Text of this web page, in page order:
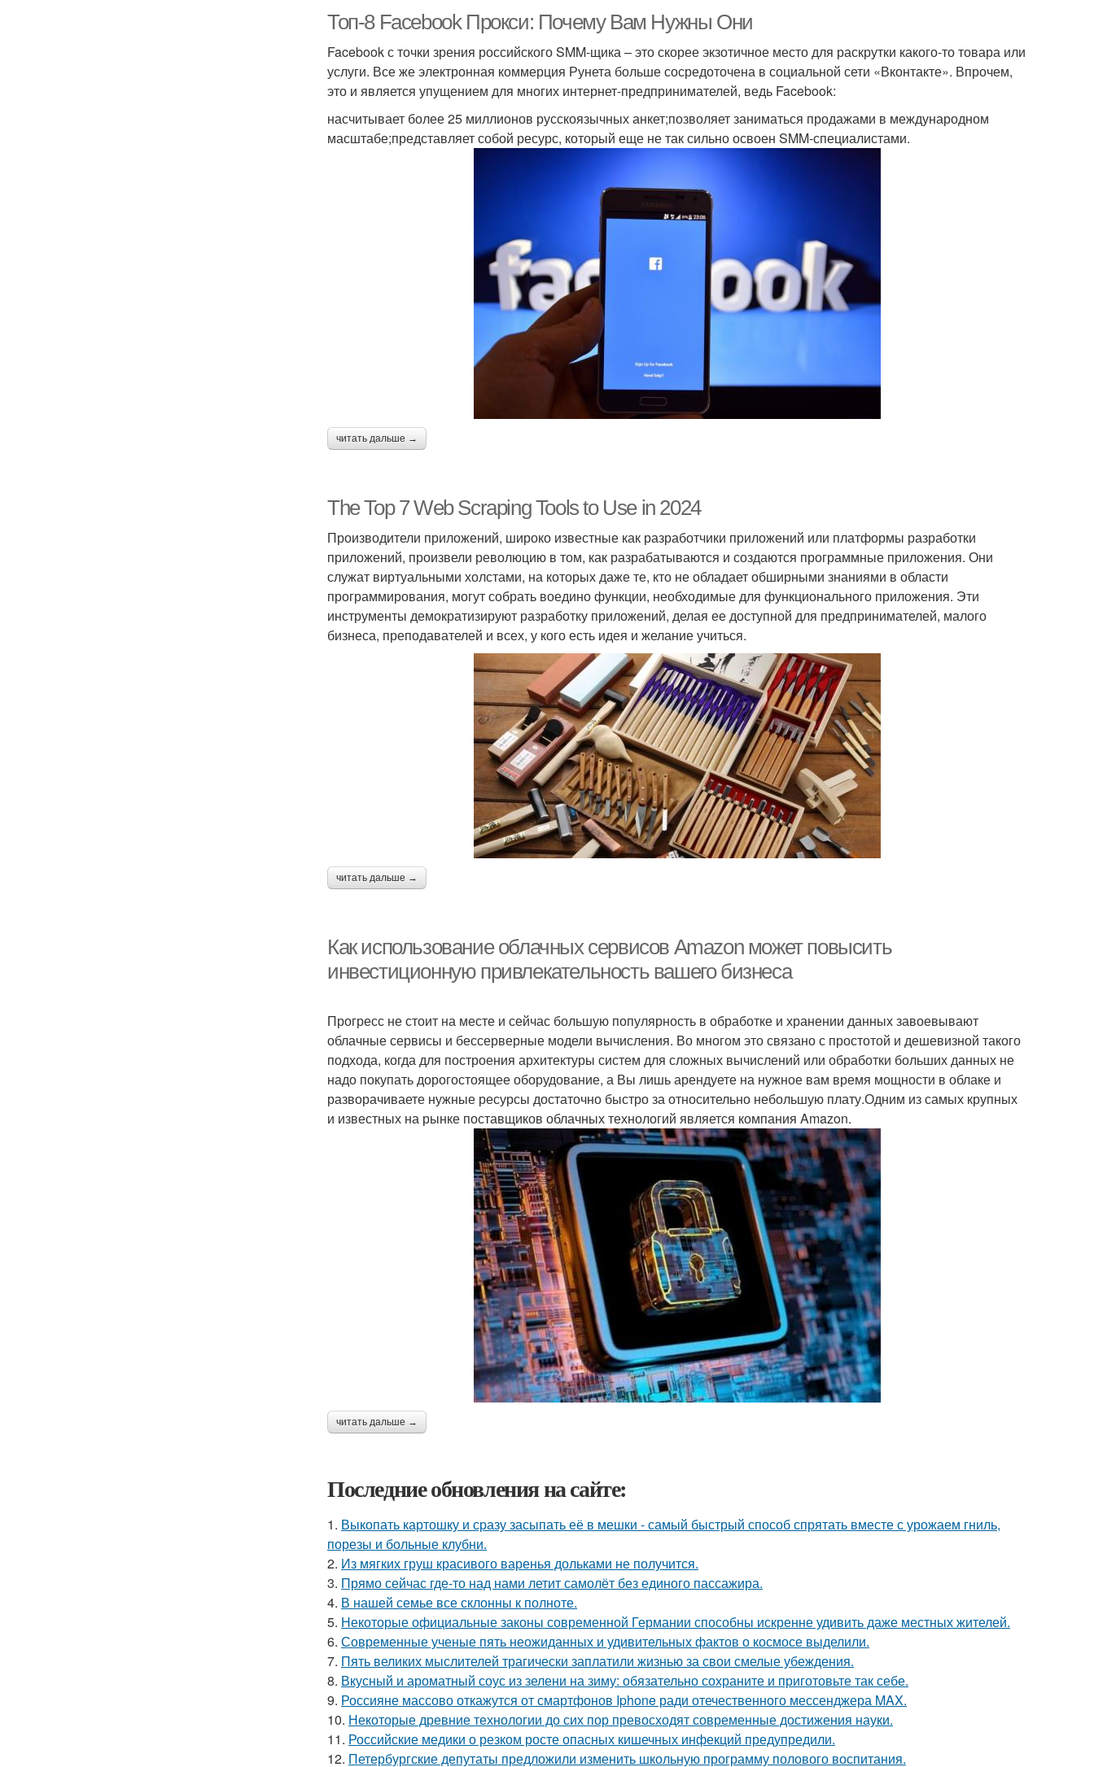
Топ-8 Facebook Прокси: Почему Вам Нужны Они
Facebook с точки зрения российского SMM-щика – это скорее экзотичное место для раскрутки какого-то товара или
услуги. Все же электронная коммерция Рунета больше сосредоточена в социальной сети «Вконтакте». Впрочем,
это и является упущением для многих интернет-предпринимателей, ведь Facebook:
насчитывает более 25 миллионов русскоязычных анкет;позволяет заниматься продажами в международном
масштабе;представляет собой ресурс, который еще не так сильно освоен SMM-специалистами.
читать дальше →
The Top 7 Web Scraping Tools to Use in 2024
Производители приложений, широко известные как разработчики приложений или платформы разработки
приложений, произвели революцию в том, как разрабатываются и создаются программные приложения. Они
служат виртуальными холстами, на которых даже те, кто не обладает обширными знаниями в области
программирования, могут собрать воедино функции, необходимые для функционального приложения. Эти
инструменты демократизируют разработку приложений, делая ее доступной для предпринимателей, малого
бизнеса, преподавателей и всех, у кого есть идея и желание учиться.
читать дальше →
Как использование облачных сервисов Amazon может повысить
инвестиционную привлекательность вашего бизнеса
Прогресс не стоит на месте и сейчас большую популярность в обработке и хранении данных завоевывают
облачные сервисы и бессерверные модели вычисления. Во многом это связано с простотой и дешевизной такого
подхода, когда для построения архитектуры систем для сложных вычислений или обработки больших данных не
надо покупать дорогостоящее оборудование, а Вы лишь арендуете на нужное вам время мощности в облаке и
разворачиваете нужные ресурсы достаточно быстро за относительно небольшую плату.Одним из самых крупных
и известных на рынке поставщиков облачных технологий является компания Amazon.
читать дальше →
Последние обновления на сайте:
1. Выкопать картошку и сразу засыпать её в мешки - самый быстрый способ спрятать вместе с урожаем гниль,
порезы и больные клубни.
2. Из мягких груш красивого варенья дольками не получится.
3. Прямо сейчас где-то над нами летит самолёт без единого пассажира.
4. В нашей семье все склонны к полноте.
5. Некоторые официальные законы современной Германии способны искренне удивить даже местных жителей.
6. Современные ученые пять неожиданных и удивительных фактов о космосе выделили.
7. Пять великих мыслителей трагически заплатили жизнью за свои смелые убеждения.
8. Вкусный и ароматный соус из зелени на зиму: обязательно сохраните и приготовьте так себе.
9. Россияне массово откажутся от смартфонов Iphone ради отечественного мессенджера MAX.
10. Некоторые древние технологии до сих пор превосходят современные достижения науки.
11. Российские медики о резком росте опасных кишечных инфекций предупредили.
12. Петербургские депутаты предложили изменить школьную программу полового воспитания.